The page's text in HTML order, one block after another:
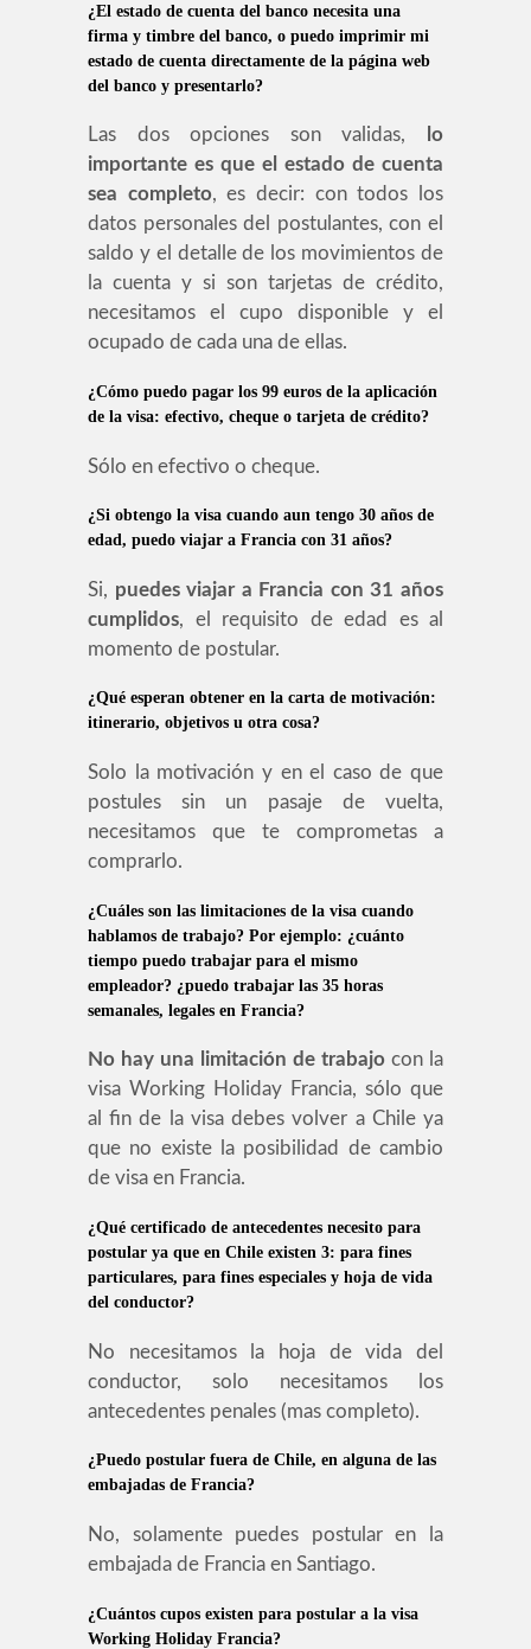
¿El estado de cuenta del banco necesita una
firma y timbre del banco, o puedo imprimir mi
estado de cuenta directamente de la página web
del banco y presentarlo?
Las dos opciones son validas,
lo
importante es que el estado de cuenta
sea completo, es decir: con todos los
datos personales del postulantes, con el
saldo y el detalle de los movimientos de
la cuenta y si son tarjetas de crédito,
necesitamos el cupo disponible y el
ocupado de cada una de ellas.
¿Cómo puedo pagar los 99 euros de la aplicación
de la visa: efectivo, cheque o tarjeta de crédito?
Sólo en efectivo o cheque.
¿Si obtengo la visa cuando aun tengo 30 años de
edad, puedo viajar a Francia con 31 años?
Si, puedes viajar a Francia con 31 años
cumplidos, el requisito de edad es al
momento de postular.
¿Qué esperan obtener en la carta de motivación:
itinerario, objetivos u otra cosa?
Solo la motivación y en el caso de que
postules sin un pasaje de vuelta,
necesitamos que te comprometas a
comprarlo.
¿Cuáles son las limitaciones de la visa cuando
hablamos de trabajo? Por ejemplo: ¿cuánto
tiempo puedo trabajar para el mismo
empleador? ¿puedo trabajar las 35 horas
semanales, legales en Francia?
No hay una limitación de trabajo con la
visa Working Holiday Francia, sólo que
al fin de la visa debes volver a Chile ya
que no existe la posibilidad de cambio
de visa en Francia.
¿Qué certificado de antecedentes necesito para
postular ya que en Chile existen 3: para fines
particulares, para fines especiales y hoja de vida
del conductor?
No necesitamos la hoja de vida del
conductor, solo necesitamos los
antecedentes penales (mas completo).
¿Puedo postular fuera de Chile, en alguna de las
embajadas de Francia?
No, solamente puedes postular en la
embajada de Francia en Santiago.
¿Cuántos cupos existen para postular a la visa
Working Holiday Francia?